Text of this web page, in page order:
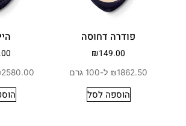
פודרה דחוסה
₪149.00
₪1862.50 ל-100 גרם
הוספה לסל
₪2580.00 ל-100